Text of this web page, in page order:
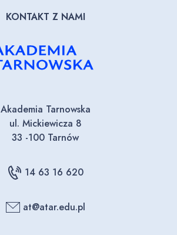
KONTAKT Z NAMI
Akademia Tarnowska
ul. Mickiewicza 8
33 -100 Tarnów
14 63 16 620
at@atar.edu.pl